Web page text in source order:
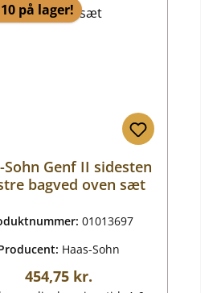
på lager!
Sohn Genf II sidesten
bagved oven sæt
01013697
Haas-Sohn
Almindelig pris:
454,75 kr.